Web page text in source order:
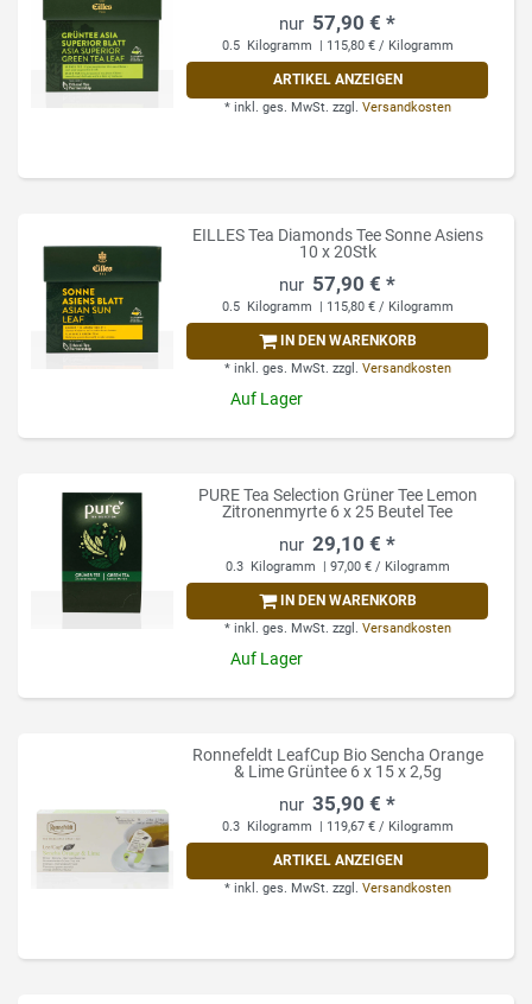
57,90 € *
0.5 Kilogramm | 115,80 € / Kilogramm
ARTIKEL ANZEIGEN
* inkl. ges. MwSt. zzgl. Versandkosten
EILLES Tea Diamonds Tee Sonne Asiens
10 x 20Stk
57,90 € *
0.5 Kilogramm | 115,80 € / Kilogramm
IN DEN WARENKORB
* inkl. ges. MwSt. zzgl. Versandkosten
Auf Lager
PURE Tea Selection Grüner Tee Lemon
Zitronenmyrte 6 x 25 Beutel Tee
29,10 € *
0.3 Kilogramm | 97,00 € / Kilogramm
IN DEN WARENKORB
* inkl. ges. MwSt. zzgl. Versandkosten
Auf Lager
Ronnefeldt LeafCup Bio Sencha Orange
& Lime Grüntee 6 x 15 x 2,5g
35,90 € *
0.3 Kilogramm | 119,67 € / Kilogramm
ARTIKEL ANZEIGEN
* inkl. ges. MwSt. zzgl. Versandkosten